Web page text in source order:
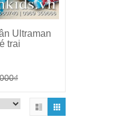
Ultraman
trai